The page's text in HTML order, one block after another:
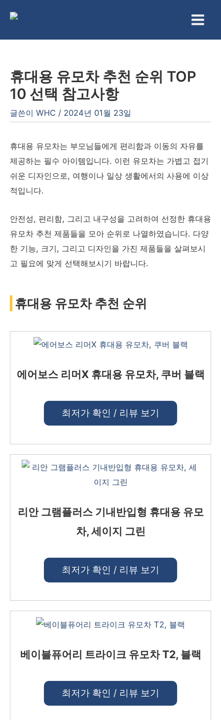
Main
휴대용 유모차 추천 순위 TOP
10 선택 참고사항
글쓴이 WHC / 2024년 01월 23일
휴대용 유모차는 부모님들에게 편리함과 이동의 자유를
제공하는 필수 아이템입니다. 이런 유모차는 가볍고 접기
쉬운 디자인으로, 여행이나 일상 생활에서의 사용에 이상
적입니다.
안전성, 편리함, 그리고 내구성을 고려하여 선정한 휴대용
유모차 추천 제품들을 모아 순위로 나열하였습니다. 다양
한 기능, 크기, 그리고 디자인을 가진 제품들을 살펴보시
고 필요에 맞게 선택해보시기 바랍니다.
휴대용 유모차 추천 순위
에어보스 리머X 휴대용 유모차, 쿠버 블랙
최저가 확인 / 리뷰 보기
리안 그램플러스 기내반입형 휴대용 유모
차, 세이지 그린
최저가 확인 / 리뷰 보기
베이블퓨어리 트라이크 유모차 T2, 블랙
최저가 확인 / 리뷰 보기